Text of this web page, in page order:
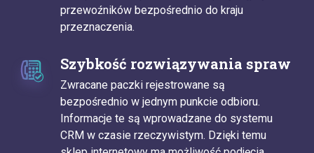
przewoźników bezpośrednio do kraju
przeznaczenia.
Szybkość rozwiązywania spraw
Zwracane paczki rejestrowane są
bezpośrednio w jednym punkcie odbioru.
Informacje te są wprowadzane do systemu
CRM w czasie rzeczywistym. Dzięki temu